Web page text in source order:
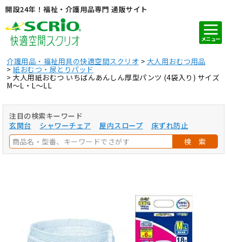
開設24年！福祉・介護用品専門 通販サイト
メニュー
介護用品・福祉用具の快適空間スクリオ
大人用おむつ用品
紙おむつ・尿とりパッド
大人用紙おむつ いちばんあんしん厚型パンツ (4袋入り) サイズ
M～L・L～LL
注目の検索キーワード
玄関台
シャワーチェア 屋内スロープ
床ずれ防止
検 索